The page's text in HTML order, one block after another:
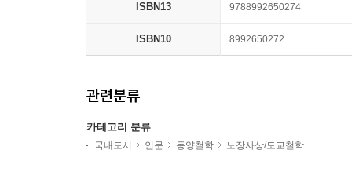
ISBN13 9788992650274
ISBN10 8992650272
관련분류
카테고리 분류
국내도서 인문 동양철학 노장사상/도교철학